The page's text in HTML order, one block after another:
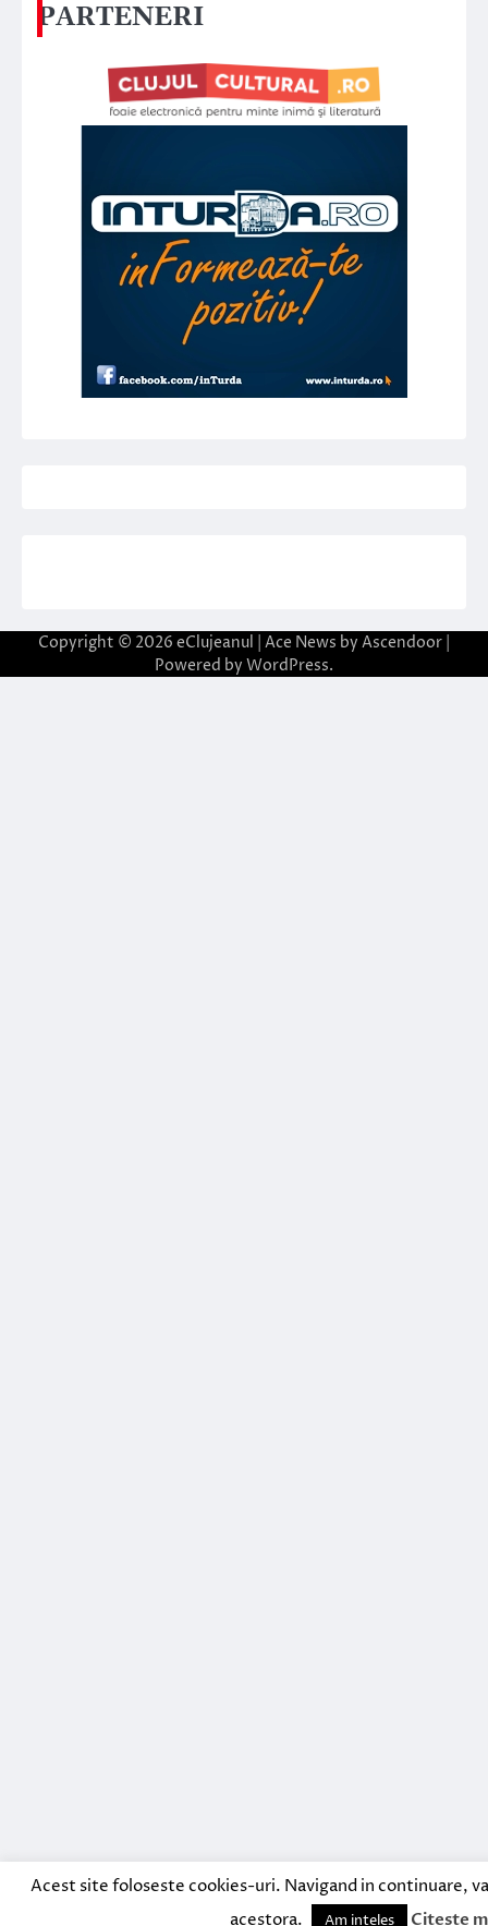
PARTENERI
Copyright © 2026 eClujeanul | Ace News by Ascendoor
Powered by WordPress.
Acest site foloseste cookies-uri. Navigand in continuare,
acestora.
Am inteles Citeste